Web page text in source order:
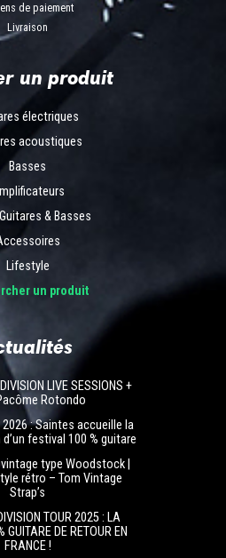
de paiement
Livraison
un produit
électriques
acoustiques
Basses
& Basses
Lifestyle
un produit
LIVE SESSIONS +
Rotondo
: Saintes accueille la
festival 100 % guitare
type Woodstock |
rétro – Tom Vintage
Strap’s
TOUR 2025 : LA
GUITARE DE RETOUR EN
FRANCE !